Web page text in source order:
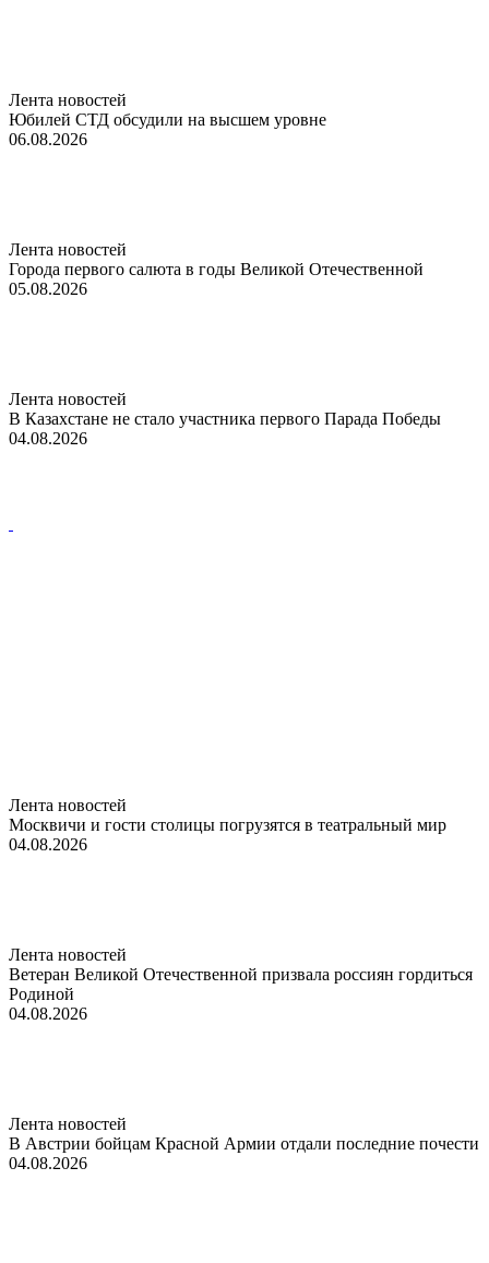
Лента новостей
Юбилей СТД обсудили на высшем уровне
06.08.2026
Лента новостей
Города первого салюта в годы Великой Отечественной
05.08.2026
Лента новостей
В Казахстане не стало участника первого Парада Победы
04.08.2026
Лента новостей
Москвичи и гости столицы погрузятся в театральный мир
04.08.2026
Лента новостей
Ветеран Великой Отечественной призвала россиян гордиться
Родиной
04.08.2026
Лента новостей
В Австрии бойцам Красной Армии отдали последние почести
04.08.2026